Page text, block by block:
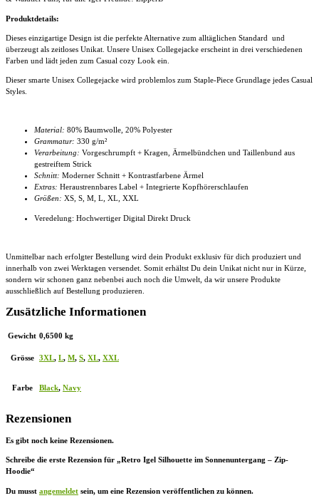
Produktdetails:
Dieses einzigartige Design ist die perfekte Alternative zum alltäglichen Standard und
überzeugt als zeitloses Unikat. Unsere Unisex Collegejacke erscheint in drei verschiedenen
Farben und lädt jeden zum Casual cozy Look ein.
Dieser smarte Unisex Collegejacke wird problemlos zum Staple-Piece Grundlage jedes Casual
Styles.
Material: 80% Baumwolle, 20% Polyester
Grammatur: 330 g/m²
Verarbeitung: Vorgeschrumpft + Kragen, Ärmelbündchen und Taillenbund aus
gestreiftem Strick
Schnitt: Moderner Schnitt + Kontrastfarbene Ärmel
Extras: Heraustrennbares Label + Integrierte Kopfhörerschlaufen
Größen: XS, S, M, L, XL, XXL
Veredelung: Hochwertiger Digital Direkt Druck
Unmittelbar nach erfolgter Bestellung wird dein Produkt exklusiv für dich produziert und
innerhalb von zwei Werktagen versendet. Somit erhältst Du dein Unikat nicht nur in Kürze,
sondern wir schonen ganz nebenbei auch noch die Umwelt, da wir unsere Produkte
ausschließlich auf Bestellung produzieren.
Zusätzliche Informationen
Gewicht 0,6500 kg
Grösse 3XL, L, M, S, XL, XXL
Farbe Black, Navy
Rezensionen
Es gibt noch keine Rezensionen.
Schreibe die erste Rezension für „Retro Igel Silhouette im Sonnenuntergang – Zip-
Hoodie“
Du musst angemeldet sein, um eine Rezension veröffentlichen zu können.